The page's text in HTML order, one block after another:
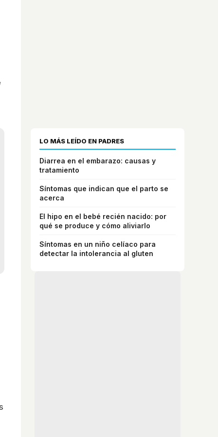
LO MÁS LEÍDO EN PADRES
Diarrea en el embarazo: causas y
tratamiento
Síntomas que indican que el parto se
acerca
El hipo en el bebé recién nacido: por
qué se produce y cómo aliviarlo
Síntomas en un niño celíaco para
detectar la intolerancia al gluten